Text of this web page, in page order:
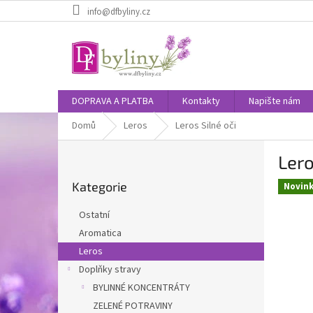
na
info@dfbyliny.cz
DOPRAVA A PLATBA Kontakty Napište nám
Domů
Leros Leros Silné oči
n
p
a
kategorie
Kategorie
Ostatní
Aromatica
Leros
Doplňky stravy
BYLINNÉ KONCENTRÁTY
ZELENÉ POTRAVINY